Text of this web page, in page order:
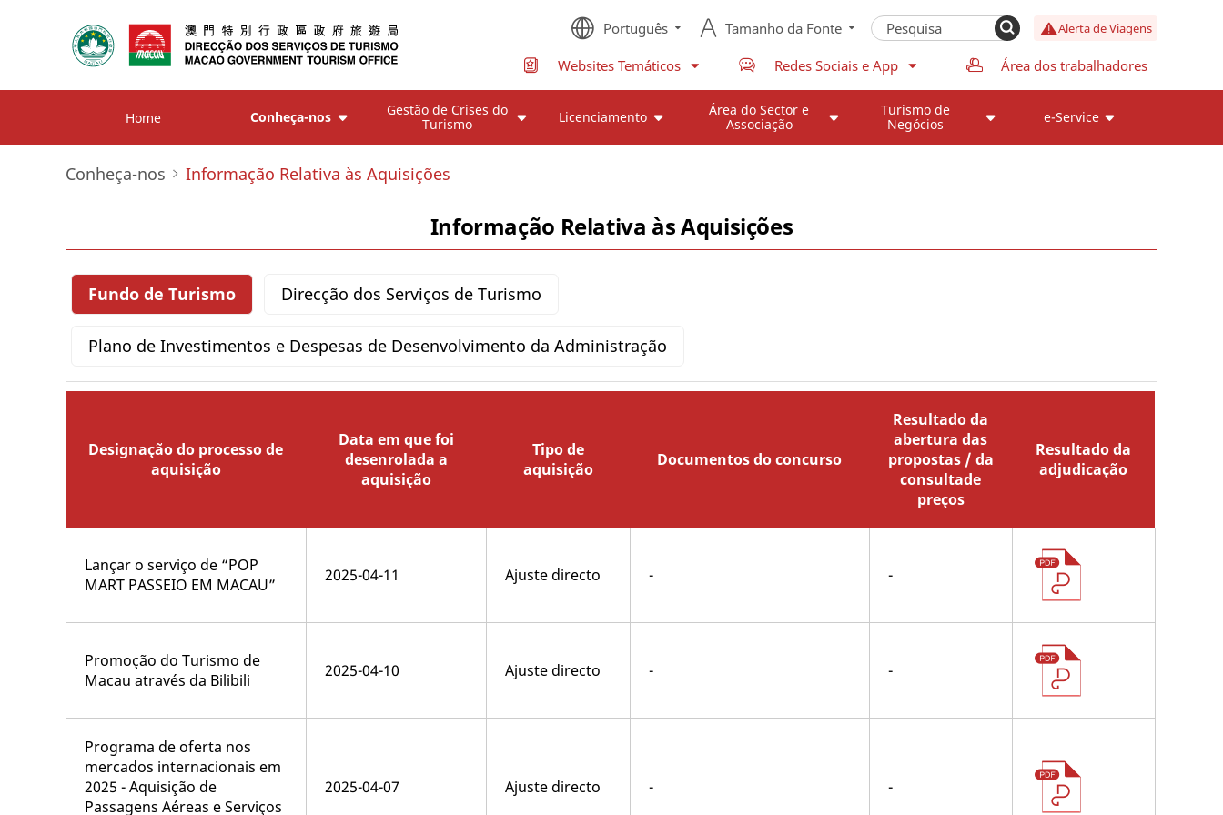
Português Tamanho da Fonte Alerta de Viagens
Websites Temáticos Redes Sociais e App Área dos trabalhadores
Home Conheça-nos
Gestão de Crises do
Turismo
Licenciamento
Área do Sector e
Associação
Turismo de
Negócios
e-Service
Conheça-nos Informação Relativa às Aquisições
Informação Relativa às Aquisições
Fundo de Turismo Direcção dos Serviços de Turismo
Plano de Investimentos e Despesas de Desenvolvimento da Administração
Designação do processo de
aquisição
Data em que foi
desenrolada a
aquisição
Tipo de
aquisição
Documentos do concurso
Resultado da
abertura das
propostas / da
consultade
preços
Resultado da
adjudicação
Lançar o serviço de “POP
MART PASSEIO EM MACAU”
2025-04-11 Ajuste directo - -
Promoção do Turismo de
Macau através da Bilibili
2025-04-10 Ajuste directo - -
Programa de oferta nos
mercados internacionais em
2025 - Aquisição de
Passagens Aéreas e Serviços
2025-04-07 Ajuste directo - -